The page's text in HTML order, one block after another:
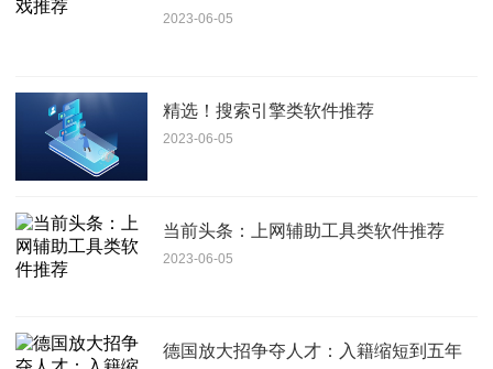
2023-06-05
精选！搜索引擎类软件推荐
2023-06-05
当前头条：上网辅助工具类软件推荐
2023-06-05
德国放大招争夺人才：入籍缩短到五年